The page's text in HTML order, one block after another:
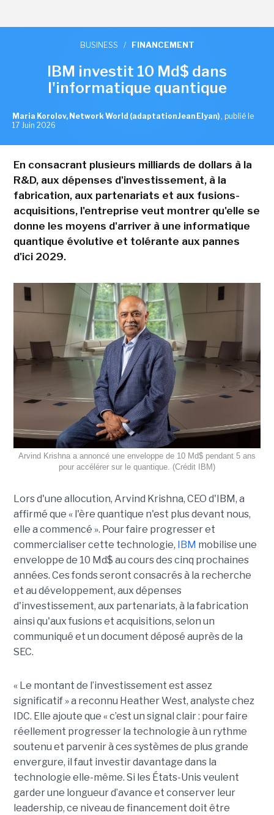
BUSINESS / FINANCEMENT
IBM investit 10 Md$ dans
l'informatique quantique
Maria Korolov, Network World (adaptation Jean Elyan) , publié le
17 Juin 2026
En consacrant plusieurs milliards de dollars à la
R&D, aux dépenses d'investissement, à la
fabrication, aux partenariats et aux fusions-
acquisitions, l'entreprise veut montrer qu'elle se
donne les moyens d'arriver à une informatique
quantique évolutive et tolérante aux pannes
d'ici 2029.
Arvind Krishna a annoncé une enveloppe de 10 Md$ pendant 5 ans
pour accélérer sur le quantique. (Crédit IBM)
Lors d'une allocution, Arvind Krishna, CEO d'IBM, a
affirmé que « l'ère quantique n'est plus devant nous,
elle a commencé ». Pour faire progresser et
commercialiser cette technologie, IBM mobilise une
enveloppe de 10 Md$ au cours des cinq prochaines
années. Ces fonds seront consacrés à la recherche
et au développement, aux dépenses
d'investissement, aux partenariats, à la fabrication
ainsi qu'aux fusions et acquisitions, selon un
communiqué et un document déposé auprès de la
SEC.
« Le montant de l’investissement est assez
significatif » a reconnu Heather West, analyste chez
IDC. Elle ajoute que « c’est un signal clair : pour faire
réellement progresser la technologie à un rythme
soutenu et parvenir à ces systèmes de plus grande
envergure, il faut investir davantage dans la
technologie elle-même. Si les États-Unis veulent
garder une longueur d’avance et conserver leur
leadership, ce niveau de financement doit être